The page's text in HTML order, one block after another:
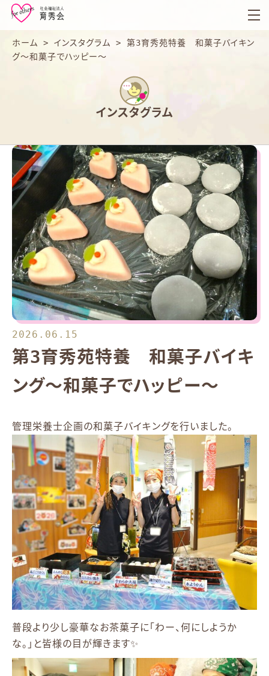
育
秀
会
ホーム > インスタグラム > 第3育秀苑特養 和菓子バイキン
グ～和菓子でハッピー～
インスタグラム
2026.06.15
第3育秀苑特養 和菓子バイキ
ング～和菓子でハッピー～
管理栄養士企画の和菓子バイキングを行いました。
普段より少し豪華なお茶菓子に「わー、何にしようか
な。」と皆様の目が輝きます✨